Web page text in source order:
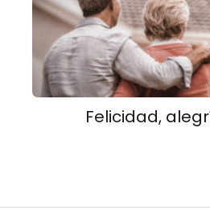
Felicidad,